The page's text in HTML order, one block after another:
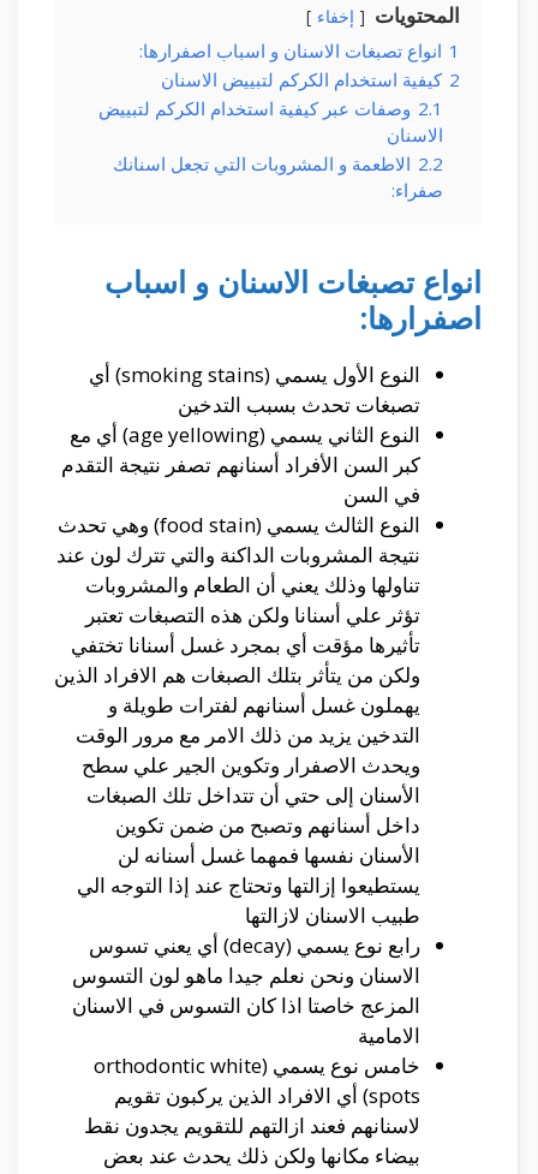
المحتويات إخفاء
1 انواع تصبغات الاسنان و اسباب اصفرارها:
2 كيفية استخدام الكركم لتبييض الاسنان
2.1 وصفات عبر كيفية استخدام الكركم لتبييض
الاسنان
2.2 الاطعمة و المشروبات التي تجعل اسنانك
صفراء:
انواع تصبغات الاسنان و اسباب
اصفرارها:
النوع الأول يسمي (smoking stains)
أي
تصبغات تحدث بسبب التدخين
النوع الثاني يسمي (age yellowing)
أي مع
كبر السن الأفراد أسنانهم تصفر نتيجة التقدم
في السن
النوع الثالث يسمي (food stain) وهي تحدث
نتيجة المشروبات الداكنة والتي تترك لون عند
تناولها وذلك يعني أن الطعام والمشروبات
تؤثر علي أسنانا ولكن هذه التصبغات تعتبر
تأثيرها مؤقت أي بمجرد غسل أسنانا تختفي
ولكن من يتأثر بتلك الصبغات هم الافراد الذين
يهملون غسل أسنانهم لفترات طويلة و
التدخين يزيد من ذلك الامر مع مرور الوقت
ويحدث الاصفرار وتكوين الجير علي سطح
الأسنان إلى حتي أن تتداخل تلك الصبغات
داخل أسنانهم وتصبح من ضمن تكوين
الأسنان نفسها فمهما غسل أسنانه لن
يستطيعوا إزالتها وتحتاج عند إذا التوجه الي
طبيب الاسنان لازالتها
رابع نوع يسمي (decay)
أي يعني تسوس
الاسنان ونحن نعلم جيدا ماهو لون التسوس
المزعج خاصتا اذا كان التسوس في الاسنان
الامامية
خامس نوع يسمي (orthodontic white
spots) أي الافراد الذين يركبون تقويم
لاسنانهم فعند ازالتهم للتقويم يجدون نقط
بيضاء مكانها ولكن ذلك يحدث عند بعض